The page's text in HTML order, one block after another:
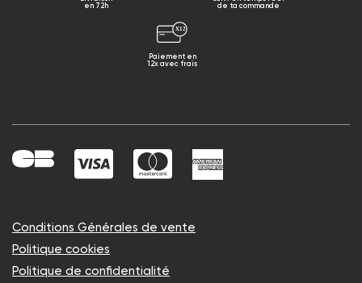
en 72h
de ta commande
Paiement en
12x avec frais
Conditions Générales de vente
Politique cookies
Politique de confidentialité